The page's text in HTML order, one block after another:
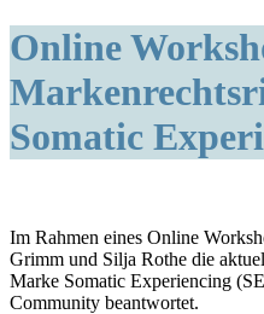
Online
Somatic
Im Rahmen eines Online
Grimm und Silja Rothe die
Marke Somatic Experiencing
Community beantwortet.